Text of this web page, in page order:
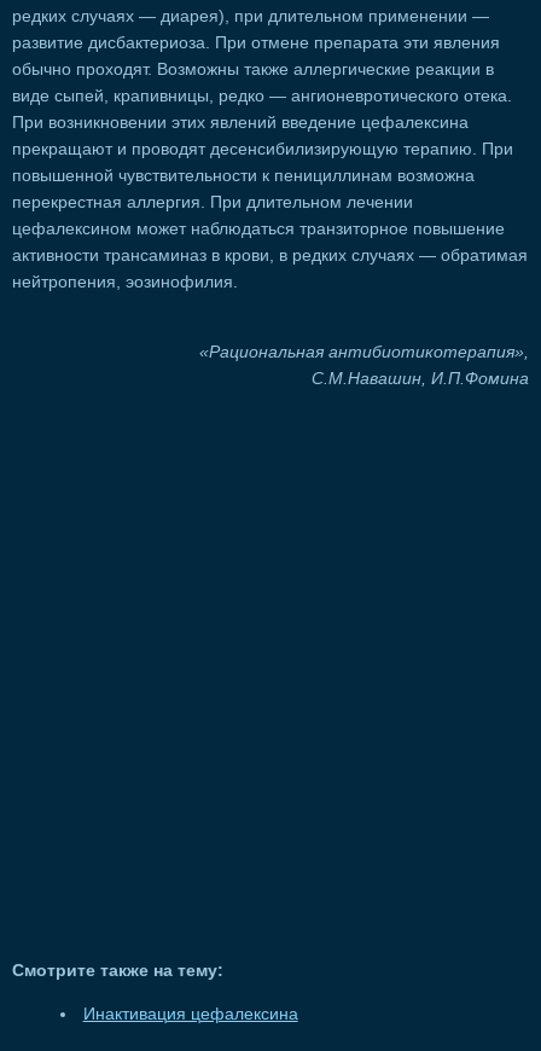
редких случаях — диарея), при длительном применении —
развитие дисбактериоза. При отмене препарата эти явления
обычно проходят. Возможны также аллергические реакции в
виде сыпей, крапивницы, редко — ангионевротического отека.
При возникновении этих явлений введение цефалексина
прекращают и проводят десенсибилизирующую терапию. При
повышенной чувствительности к пенициллинам возможна
перекрестная аллергия. При длительном лечении
цефалексином может наблюдаться транзиторное повышение
активности трансаминаз в крови, в редких случаях — обратимая
нейтропения, эозинофилия.
«Рациональная антибиотикотерапия»,
С.М.Навашин, И.П.Фомина
Смотрите также на тему:
Инактивация цефалексина